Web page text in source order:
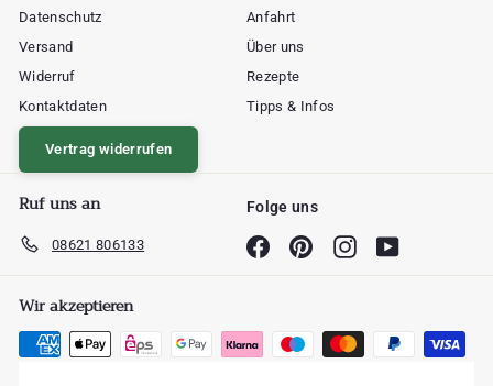
Datenschutz
Versand
Widerruf
Kontaktdaten
Vertrag widerrufen
Anfahrt
Über uns
Rezepte
Tipps & Infos
Ruf uns an
08621 806133
Folge uns
FacebookPinterestInstagram
Wir akzeptieren